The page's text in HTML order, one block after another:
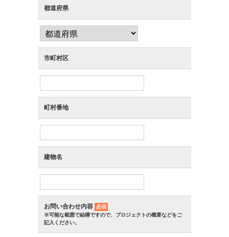
都道府県
市町村区
町村番地
建物名
お問い合わせ内容
必須
※可能な範囲で結構ですので、プロジェクトの概要などをご
記入ください。